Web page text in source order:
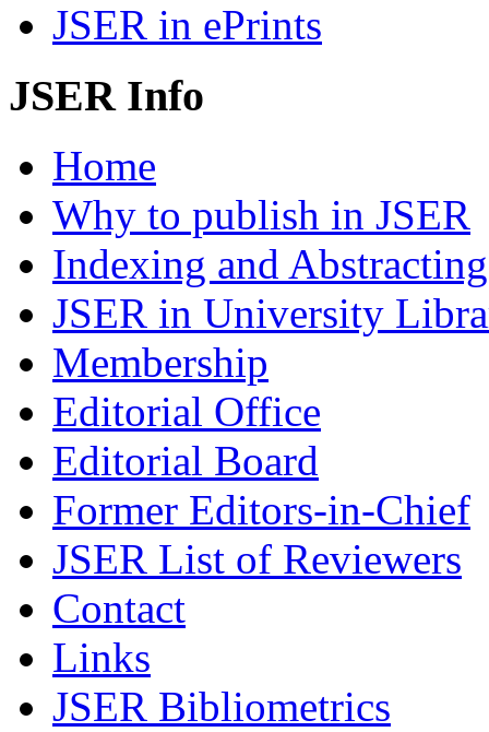
JSER in ePrints
JSER Info
Home
Why to publish in JSER
Indexing and Abstracting
JSER in University
Membership
Editorial Office
Editorial Board
Former Editors-in-Chief
JSER List of Reviewers
Contact
Links
JSER Bibliometrics